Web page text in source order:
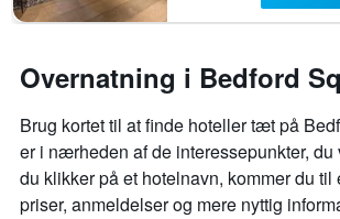
Overnatning i Bedford
Brug kortet til at finde hoteller tæt på
er i nærheden af de interessepunkter,
du klikker på et hotelnavn, kommer du til
priser, anmeldelser og mere nyttig